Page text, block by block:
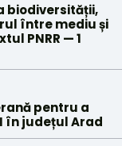
biodiversității,
între mediu și
PNRR — 1
pentru a
în județul Arad